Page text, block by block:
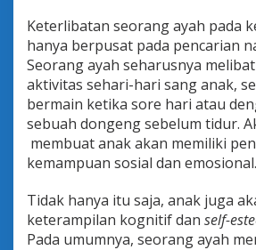
h
D
a
l
a
m
i
d
u
n
a
?
Keterlibatan seorang ayah pada
hanya berpusat pada pencarian
Seorang ayah seharusnya
aktivitas sehari-hari sang anak,
bermain ketika sore hari atau
sebuah dongeng sebelum tidur.
membuat anak akan memiliki
kemampuan sosial dan emosional.
Tidak hanya itu saja, anak juga
keterampilan kognitif dan self-
Pada umumnya, seorang ayah